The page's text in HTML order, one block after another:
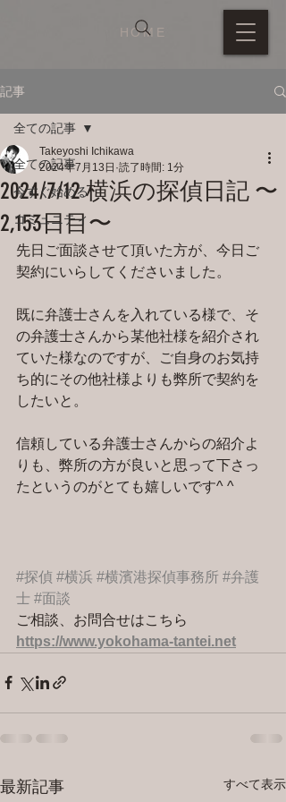
HOME
記事
全ての記事
今すぐ始める
コミュニティ
全ての記事
2024/7/12 横浜の探偵日記 〜
2,153日目〜
Takeyoshi Ichikawa
2024年7月13日 読了時間: 1分
先日ご面談させて頂いた方が、今日ご
契約にいらしてくださいました。
既に弁護士さんを入れている様で、そ
の弁護士さんから某他社様を紹介され
ていた様なのですが、ご自身のお気持
ち的にその他社様よりも弊所で契約を
したいと。
信頼している弁護士さんからの紹介よ
りも、弊所の方が良いと思って下さっ
たというのがとても嬉しいです^ ^
#探偵 #横浜 #横濱港探偵事務所 #弁護
士 #面談
ご相談、お問合せはこちら
https://www.yokohama-tantei.net
最新記事 すべて表示